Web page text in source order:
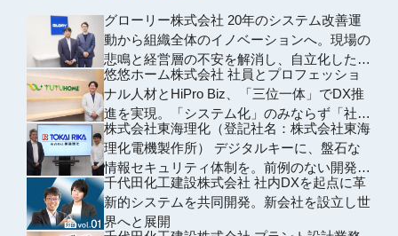
グローリー株式会社 20年のシステム改善運
動から組織全体のイノベーションへ。現場の
悲鳴と経営層の不安を解消し、自立化した組
織による改革が進行
悠悠ホーム株式会社 社員とプロフェッショ
ナル人材とHiPro Biz、「三位一体」でDX推
進を実現。「システム化」のみならず「社員
の意識」にも変革を創出
株式会社東海理化（登記社名：株式会社東海
理化電機製作所） デジタルキーに、盤石な
情報セキュリティ体制を。前例のない開発事
例を、実用化まで徹底伴走
千代田化工建設株式会社 社内DXを起点に革
新的システムを共同開発。新会社を設立し世
界へと展開